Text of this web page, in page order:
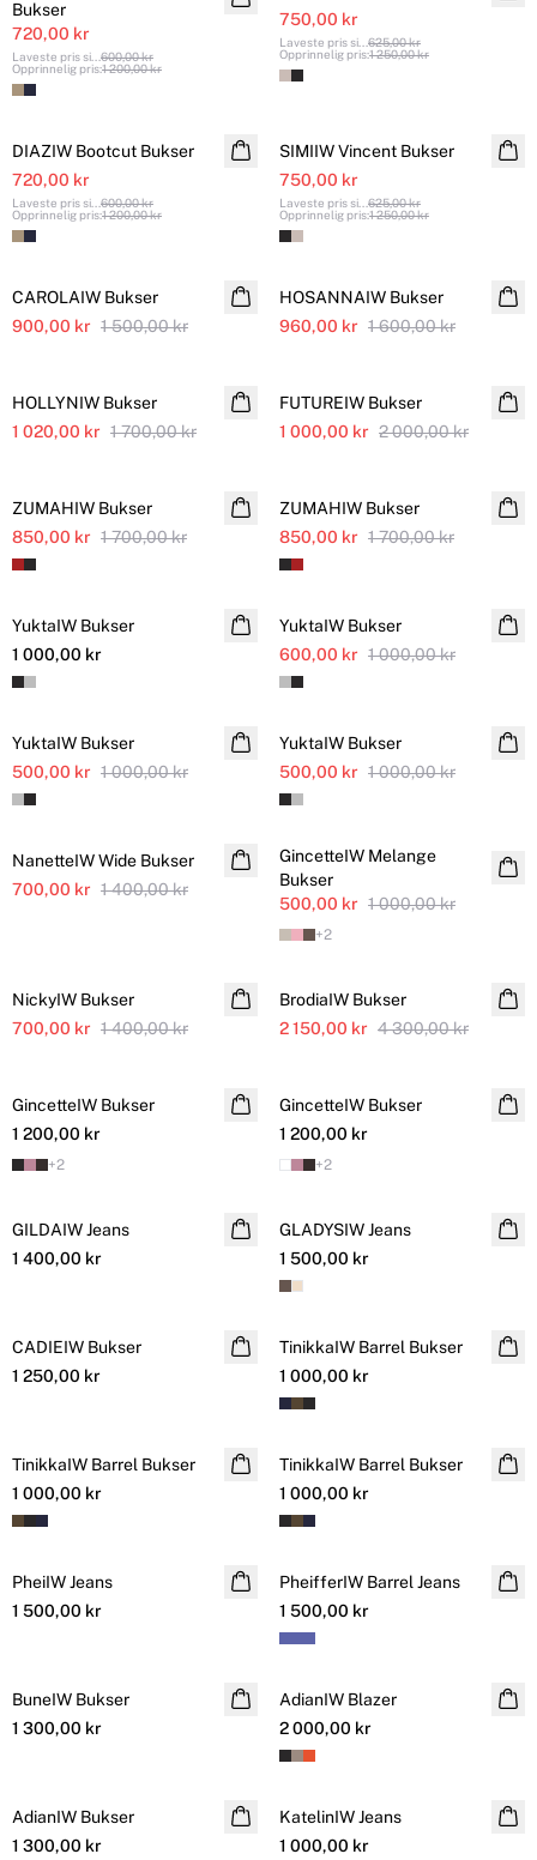
Bukser
720,00 kr
Laveste pris si
600,00 kr
Opprinnelig pris:1 200,00 kr
750,00 kr
Laveste pris si
625,00 kr
Opprinnelig pris:1 250,00 kr
SALE
DIAZIW Bootcut Bukser
720,00 kr
Laveste pris si
600,00 kr
Opprinnelig pris:1 200,00 kr
SIMIIW Vincent Bukser
750,00 kr
Laveste pris si
625,00 kr
Opprinnelig pris:1 250,00 kr
Ytterligere nedsatt
SALE
CAROLAIW Bukser
900,00 kr 1 500,00 kr
Ytterligere nedsatt
SALE
HOSANNAIW Bukser
960,00 kr 1 600,00 kr
Ytterligere nedsatt
HOLLYNIW Bukser
1 020,00 kr 1 700,00 kr
FUTUREIW Bukser
1 000,00 kr 2 000,00 kr
ZUMAHIW Bukser
850,00 kr 1 700,00 kr
ZUMAHIW Bukser
850,00 kr 1 700,00 kr
NYHET
YuktaIW Bukser
1 000,00 kr
Ytterligere nedsatt
SALE
YuktaIW Bukser
600,00 kr 1 000,00 kr
SALE
YuktaIW Bukser
500,00 kr 1 000,00 kr
SALE
YuktaIW Bukser
500,00 kr 1 000,00 kr
SALE
NanetteIW Wide Bukser
700,00 kr 1 400,00 kr
SALE
GincetteIW Melange
Bukser
500,00 kr 1 000,00 kr
+2
NickyIW Bukser
700,00 kr 1 400,00 kr
BrodiaIW Bukser
2 150,00 kr 4 300,00 kr
GincetteIW Bukser
1 200,00 kr
+2
NYHET
GincetteIW Bukser
1 200,00 kr
+2
NYHET
GILDAIW Jeans
1 400,00 kr
NYHET
GLADYSIW Jeans
1 500,00 kr
NYHET
CADIEIW Bukser
1 250,00 kr
TinikkaIW Barrel Bukser
1 000,00 kr
TinikkaIW Barrel Bukser
1 000,00 kr
TinikkaIW Barrel Bukser
1 000,00 kr
PheiIW Jeans
1 500,00 kr
PheifferIW Barrel Jeans
1 500,00 kr
Online Exclusive
BuneIW Bukser
1 300,00 kr
AdianIW Blazer
2 000,00 kr
AdianIW Bukser
1 300,00 kr
KatelinIW Jeans
1 000,00 kr